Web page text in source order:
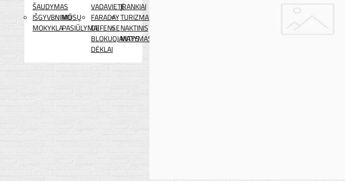
ŠAUDYMAS
VADAVIETĖĮRANKIAI
IŠGYVENIMO
MOKYKLA
MŪSŲ
PASIŪLYMAI
FARADAY
DEFENSE
BLOKUOJANTYS
DĖKLAI
TURIZMAS
NAKTINIS
MATYMAS